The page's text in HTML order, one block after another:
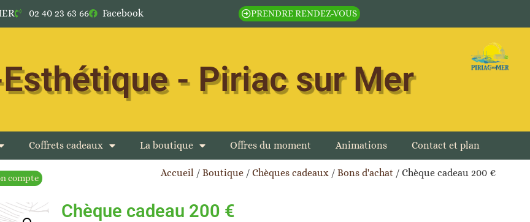
02 40 23 63 66 Facebook PRENDRE RENDEZ-VOUS
- Piriac sur Mer
Coffrets cadeaux La boutique Offres du moment Animations Contact et plan
compte Accueil /Boutique /Chèques cadeaux /Bons d'achat / Chèque cadeau 200 €
Chèque cadeau 200 €